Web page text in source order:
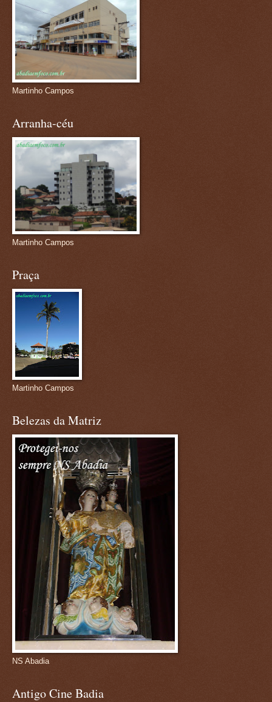
Martinho Campos
Arranha-céu
Martinho Campos
Praça
Martinho Campos
Belezas da Matriz
NS Abadia
Antigo Cine Badia